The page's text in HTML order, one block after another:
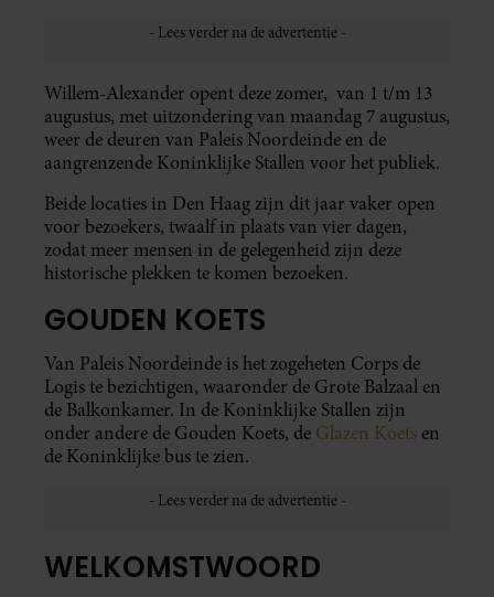
Willem-Alexander opent deze zomer, van 1 t/m 13
augustus, met uitzondering van maandag 7 augustus,
weer de deuren van Paleis Noordeinde en de
aangrenzende Koninklijke Stallen voor het publiek.
Beide locaties in Den Haag zijn dit jaar vaker open
voor bezoekers, twaalf in plaats van vier dagen,
zodat meer mensen in de gelegenheid zijn deze
historische plekken te komen bezoeken.
GOUDEN KOETS
Van Paleis Noordeinde is het zogeheten Corps de
Logis te bezichtigen, waaronder de Grote Balzaal en
de Balkonkamer. In de Koninklijke Stallen zijn
onder andere de Gouden Koets, de Glazen Koets en
de Koninklijke bus te zien.
WELKOMSTWOORD